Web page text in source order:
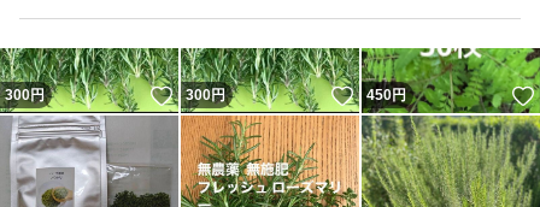
300円 いいね！
300円 いいね！
450円